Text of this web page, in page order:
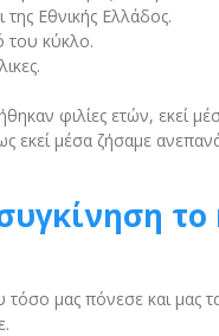
Εθνικής Ελλάδος.
του κύκλο.
φιλίες ετών, εκεί
μέσα ζήσαμε
μας πόνεσε και μας